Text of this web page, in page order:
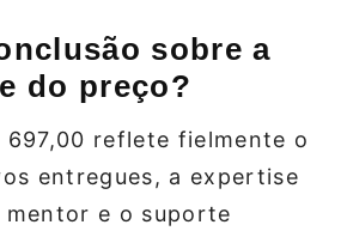
sobre a
do preço?
697,00 reflete fielmente o
entregues, a expertise
mentor e o suporte